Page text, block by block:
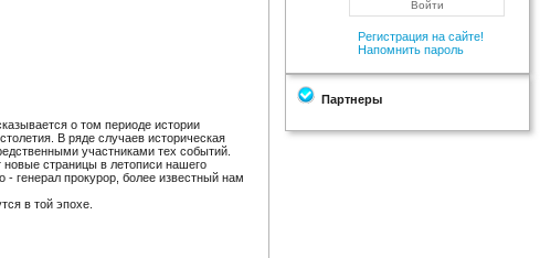
о том периоде истории
В ряде случаев историческая
участниками тех событий.
страницы в летописи нашего
генерал прокурор, более известный нам
в той эпохе.
Регистрация на сайте!
Напомнить пароль
Партнеры